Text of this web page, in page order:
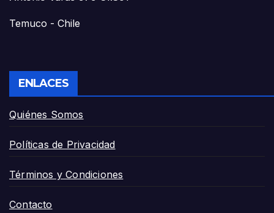
Temuco - Chile
ENLACES
Quiénes Somos
Políticas de Privacidad
Términos y Condiciones
Contacto